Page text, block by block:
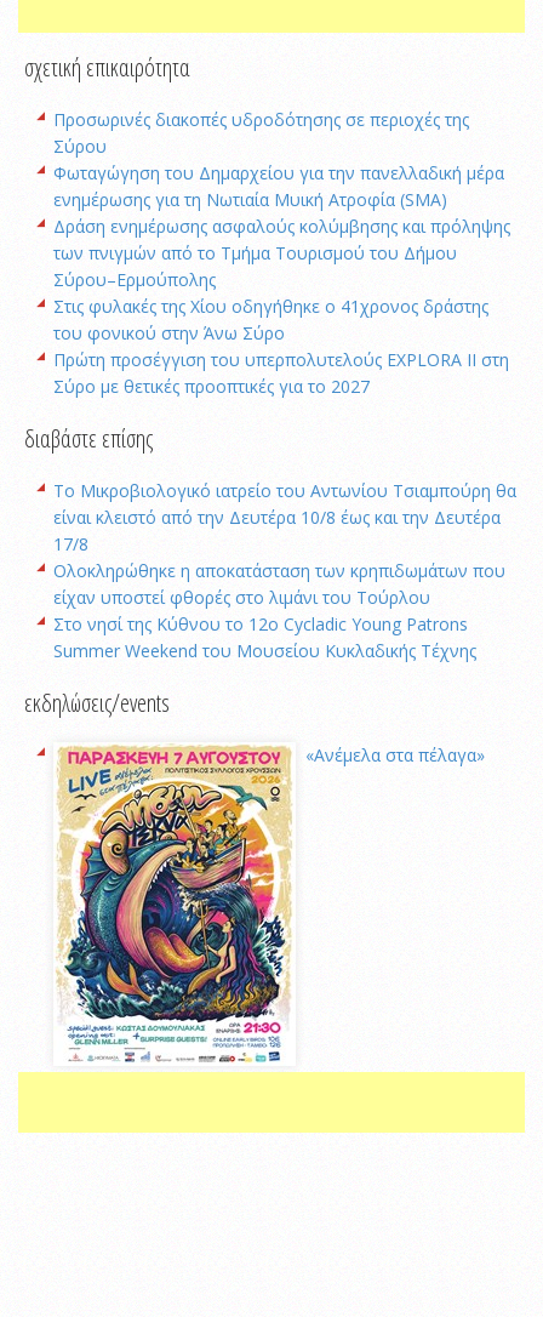
σχετική επικαιρότητα
Προσωρινές διακοπές υδροδότησης σε περιοχές της
Σύρου
Φωταγώγηση του Δημαρχείου για την πανελλαδική μέρα
ενημέρωσης για τη Νωτιαία Μυική Ατροφία (SMA)
Δράση ενημέρωσης ασφαλούς κολύμβησης και πρόληψης
των πνιγμών από το Τμήμα Τουρισμού του Δήμου
Σύρου–Ερμούπολης
Στις φυλακές της Χίου οδηγήθηκε ο 41χρονος δράστης
του φονικού στην Άνω Σύρο
Πρώτη προσέγγιση του υπερπολυτελούς EXPLORA II στη
Σύρο με θετικές προοπτικές για το 2027
διαβάστε επίσης
Το Μικροβιολογικό ιατρείο του Αντωνίου Τσιαμπούρη θα
είναι κλειστό από την Δευτέρα 10/8 έως και την Δευτέρα
17/8
Oλοκληρώθηκε η αποκατάσταση των κρηπιδωμάτων που
είχαν υποστεί φθορές στο λιμάνι του Τούρλου
Στο νησί της Κύθνου το 12ο Cycladic Young Patrons
Summer Weekend του Μουσείου Κυκλαδικής Τέχνης
εκδηλώσεις/events
«Ανέμελα στα πέλαγα»